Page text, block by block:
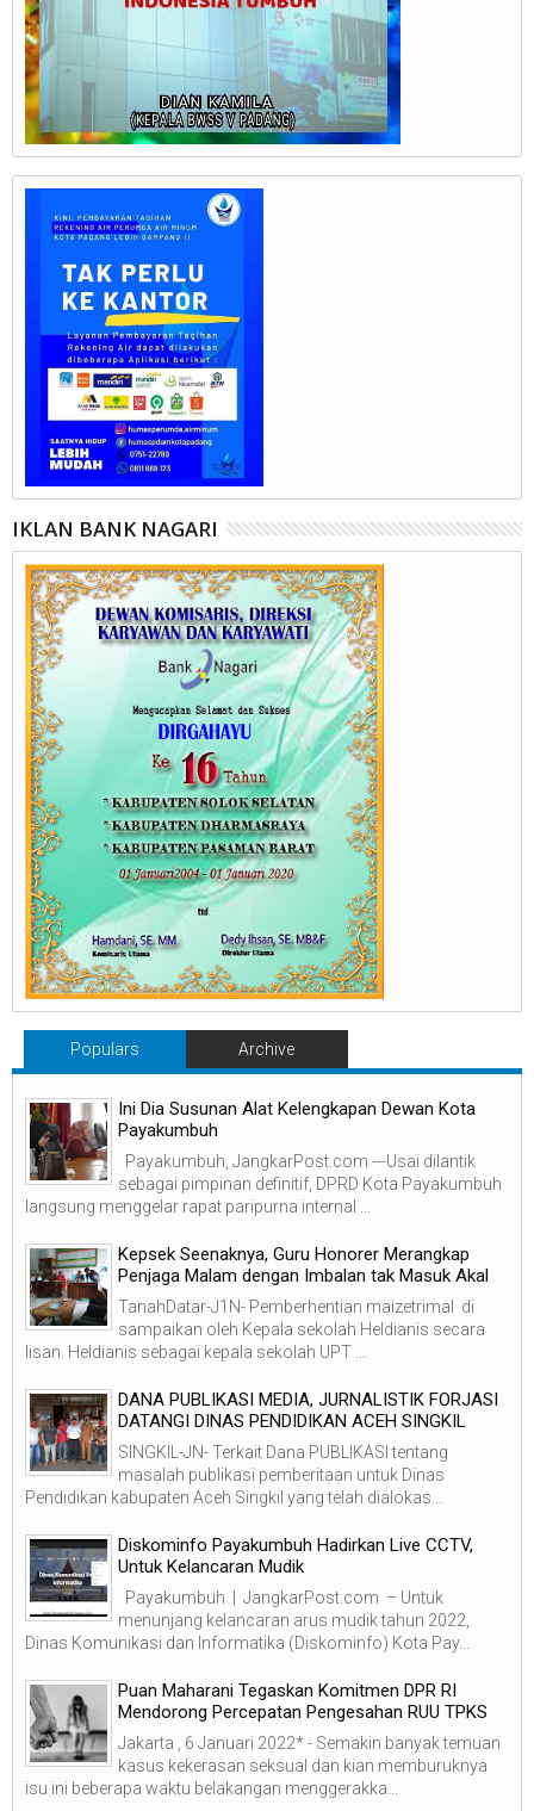
IKLAN BANK NAGARI
Populars Archive
Ini Dia Susunan Alat Kelengkapan Dewan Kota
Payakumbuh
Payakumbuh, JangkarPost.com ---Usai dilantik
sebagai pimpinan definitif, DPRD Kota Payakumbuh
langsung menggelar rapat paripurna internal ...
Kepsek Seenaknya, Guru Honorer Merangkap
Penjaga Malam dengan Imbalan tak Masuk Akal
TanahDatar-J1N- Pemberhentian maizetrimal di
sampaikan oleh Kepala sekolah Heldianis secara
lisan. Heldianis sebagai kepala sekolah UPT ...
DANA PUBLIKASI MEDIA, JURNALISTIK FORJASI
DATANGI DINAS PENDIDIKAN ACEH SINGKIL
SINGKIL-JN- Terkait Dana PUBLIKASI tentang
masalah publikasi pemberitaan untuk Dinas
Pendidikan kabupaten Aceh Singkil yang telah dialokas...
Diskominfo Payakumbuh Hadirkan Live CCTV,
Untuk Kelancaran Mudik
Payakumbuh | JangkarPost.com – Untuk
menunjang kelancaran arus mudik tahun 2022,
Dinas Komunikasi dan Informatika (Diskominfo) Kota Pay...
Puan Maharani Tegaskan Komitmen DPR RI
Mendorong Percepatan Pengesahan RUU TPKS
Jakarta , 6 Januari 2022* - Semakin banyak temuan
kasus kekerasan seksual dan kian memburuknya
isu ini beberapa waktu belakangan menggerakka...